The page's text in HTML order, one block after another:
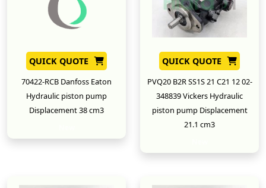
QUICK QUOTE
70422-RCB Danfoss Eaton
Hydraulic piston pump
Displacement 38 cm3
QUICK QUOTE
PVQ20 B2R SS1S 21 C21 12 02-
348839 Vickers Hydraulic
piston pump Displacement
21.1 cm3